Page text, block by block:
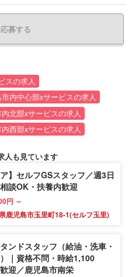
募する
スの求人
内中心部xサービスの求人
北部xサービスの求人
西部xサービスの求人
人も見ています
ア】セルフGSスタッフ／週3日
談OK・扶養内歓迎
円 ～
鹿児島市玉里町18-1(セルフ玉里)
ンドスタッフ（給油・洗車・
｜資格不問・時給1,100
迎／鹿児島市南栄